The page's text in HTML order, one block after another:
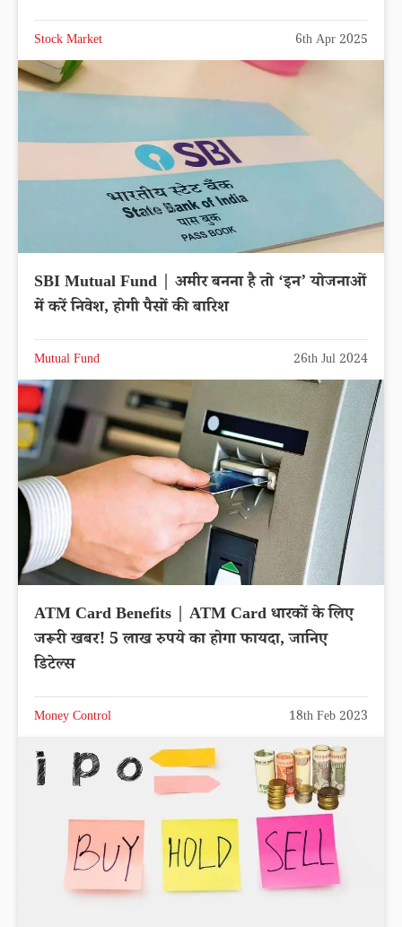
Stock Market 6th Apr 2025
SBI Mutual Fund | अमीर बनना है तो ‘इन’ योजनाओं
में करें निवेश, होगी पैसों की बारिश
Mutual Fund 26th Jul 2024
ATM Card Benefits | ATM Card धारकों के लिए
जरूरी खबर! 5 लाख रुपये का होगा फायदा, जानिए
डिटेल्स
Money Control 18th Feb 2023